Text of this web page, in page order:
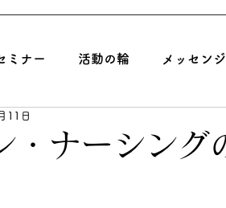
ミナー 活動の輪 メッセン
コラム
・ナーシング
11日